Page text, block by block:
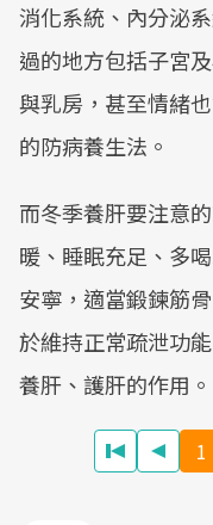
消化系統、內分泌
過的地方包括子宮
與乳房，甚至情緒
的防病養生法。
而冬季養肝要注意
暖、睡眠充足、多
安寧，適當鍛鍊筋
於維持正常疏泄功
養肝、護肝的作用。
1